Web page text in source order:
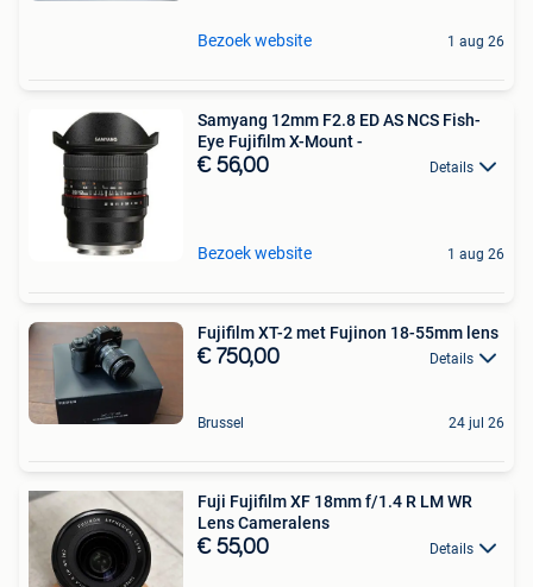
Bezoek website 1 aug 26
Samyang 12mm F2.8 ED AS NCS Fish-
Eye Fujifilm X-Mount -
€ 56,00 Details
Bezoek website 1 aug 26
Fujifilm XT-2 met Fujinon 18-55mm lens
€ 750,00 Details
Brussel 24 jul 26
Fuji Fujifilm XF 18mm f/1.4 R LM WR
Lens Cameralens
€ 55,00 Details